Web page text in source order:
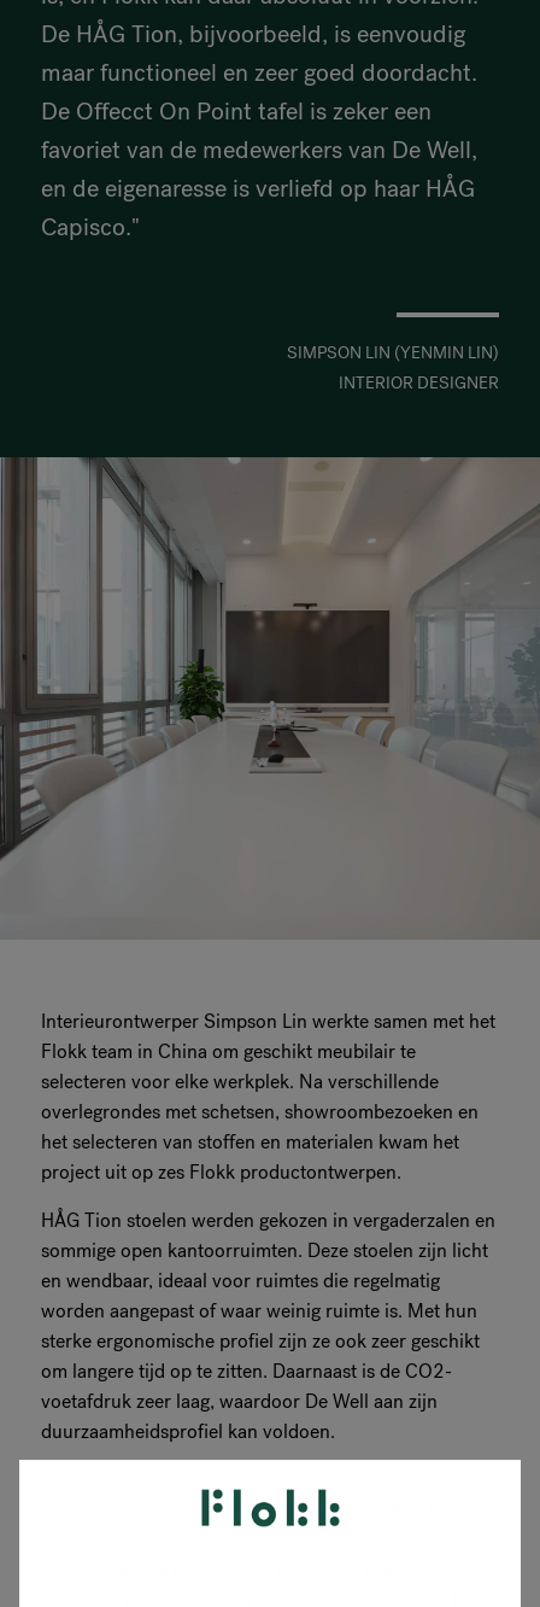
De HÅG Tion, bijvoorbeeld, is eenvoudig
maar functioneel en zeer goed doordacht.
De Offecct On Point tafel is zeker een
favoriet van de medewerkers van De Well,
en de eigenaresse is verliefd op haar HÅG
Capisco."
SIMPSON LIN (YENMIN LIN)
INTERIOR DESIGNER
Interieurontwerper Simpson Lin werkte samen met het
Flokk team in China om geschikt meubilair te
selecteren voor elke werkplek. Na verschillende
overlegrondes met schetsen, showroombezoeken en
het selecteren van stoffen en materialen kwam het
project uit op zes Flokk productontwerpen.
HÅG Tion stoelen werden gekozen in vergaderzalen en
sommige open kantoorruimten. Deze stoelen zijn licht
en wendbaar, ideaal voor ruimtes die regelmatig
worden aangepast of waar weinig ruimte is. Met hun
sterke ergonomische profiel zijn ze ook zeer geschikt
om langere tijd op te zitten. Daarnaast is de CO2-
voetafdruk zeer laag, waardoor De Well aan zijn
duurzaamheidsprofiel kan voldoen.
Profim Noor 6060 stoelen. Er zijn specifieke kleuren